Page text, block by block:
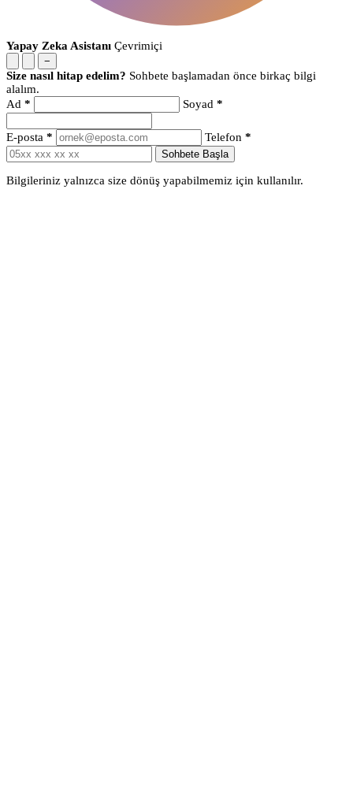
Yapay Zeka Asistanı Çevrimiçi
−
Size nasıl hitap edelim? Sohbete başlamadan önce birkaç bilgi
alalım.
Ad * Soyad *
E-posta * Telefon *
Sohbete Başla
Bilgileriniz yalnızca size dönüş yapabilmemiz için kullanılır.